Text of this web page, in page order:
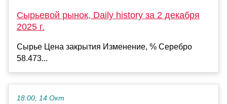
Сырьевой рынок, Daily history за 2 декабря
2025 г.
Сырье Цена закрытия Изменение, % Серебро
58.473...
18:00, 14 Окт